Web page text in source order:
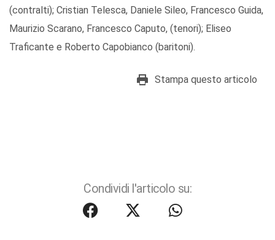
(contralti); Cristian Telesca, Daniele Sileo, Francesco Guida,
Maurizio Scarano, Francesco Caputo, (tenori); Eliseo
Traficante e Roberto Capobianco (baritoni).
Stampa questo articolo
Condividi l'articolo su: